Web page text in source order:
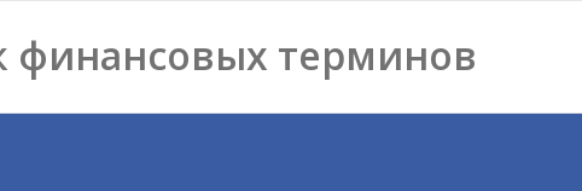
финансовых терминов